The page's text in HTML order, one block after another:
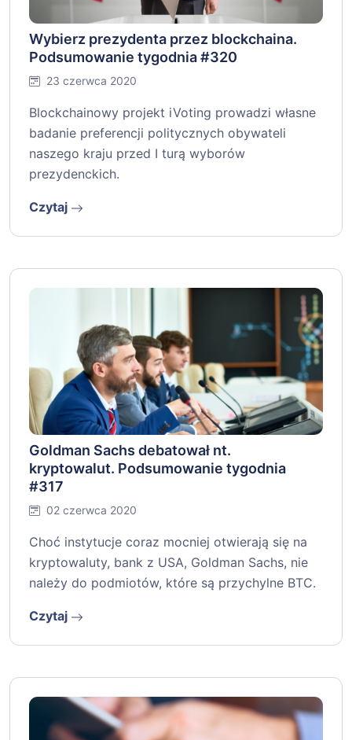
Wybierz prezydenta przez blockchaina.
Podsumowanie tygodnia #320
23 czerwca 2020
Blockchainowy projekt iVoting prowadzi własne
badanie preferencji politycznych obywateli
naszego kraju przed I turą wyborów
prezydenckich.
Czytaj
Goldman Sachs debatował nt.
kryptowalut. Podsumowanie tygodnia
#317
02 czerwca 2020
Choć instytucje coraz mocniej otwierają się na
kryptowaluty, bank z USA, Goldman Sachs, nie
należy do podmiotów, które są przychylne BTC.
Czytaj